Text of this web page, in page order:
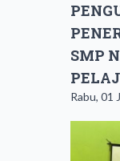
SMP
Rabu, 01